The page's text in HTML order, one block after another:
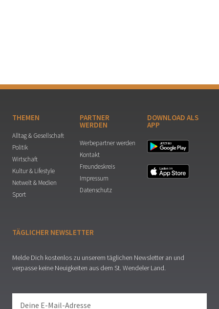
THEMEN
Alltag & Gesellschaft
Politik
Wirtschaft
Kultur & Lifestyle
Netwelt & Medien
Sport
PARTNER
WERDEN
Werbepartner werden
Kontakt
Freundeskreis
Impressum
Datenschutz
DOWNLOAD ALS
APP
TÄGLICHER NEWSLETTER
Melde Dich kostenlos zu unserem täglichen Newsletter an und
verpasse keine Neuigkeiten aus dem St. Wendeler Land.